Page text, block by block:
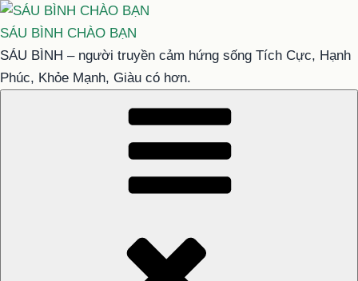
Chuyển
đến
phần
nội
SÁU BÌNH CHÀO BẠN
SÁU BÌNH – người truyền cảm hứng sống Tích Cực, Hạnh
Phúc, Khỏe Mạnh, Giàu có hơn.